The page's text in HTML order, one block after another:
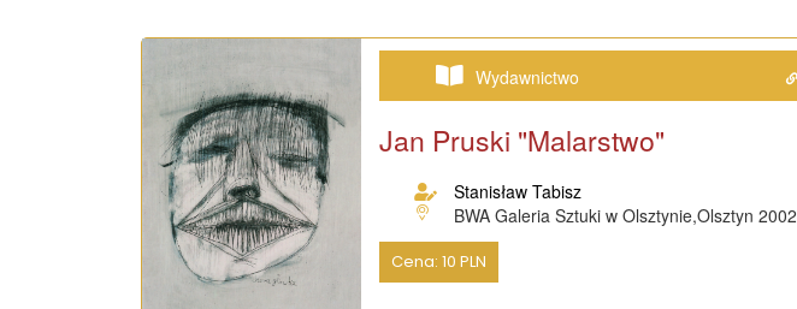
Wydawnictwo
Jan Pruski "Malarstwo"
Stanisław Tabisz
BWA Galeria Sztuki w Olsztynie,Olsztyn 2002
Cena: 10 PLN